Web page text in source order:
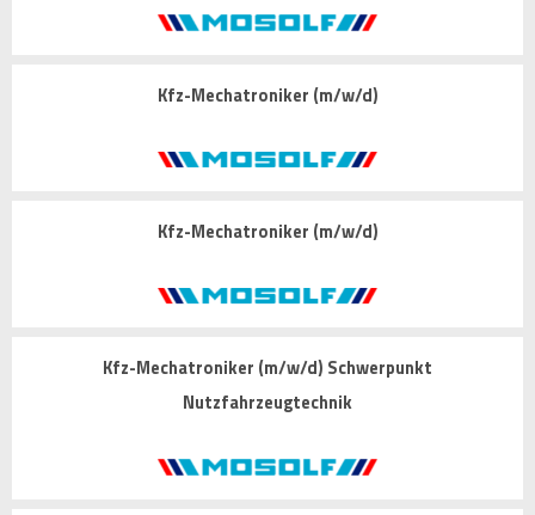
Kfz-Mechatroniker (m/w/d)
Kfz-Mechatroniker (m/w/d)
Kfz-Mechatroniker (m/w/d) Schwerpunkt
Nutzfahrzeugtechnik